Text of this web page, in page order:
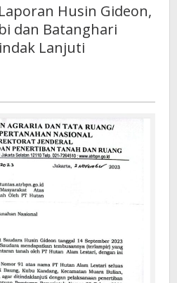
Laporan
Husin
Gideon,
dan
Batanghari
Diminta
Segera
Tindak
Lanjuti
Husin Gideon,
dan Batanghari
Lanjuti